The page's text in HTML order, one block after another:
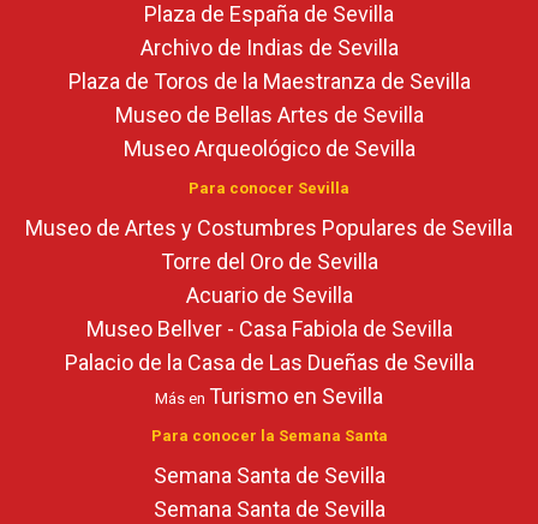
Plaza de España de Sevilla
Archivo de Indias de Sevilla
Plaza de Toros de la Maestranza de Sevilla
Museo de Bellas Artes de Sevilla
Museo Arqueológico de Sevilla
Para conocer Sevilla
Museo de Artes y Costumbres Populares de Sevilla
Torre del Oro de Sevilla
Acuario de Sevilla
Museo Bellver - Casa Fabiola de Sevilla
Palacio de la Casa de Las Dueñas de Sevilla
Más en Turismo en Sevilla
Para conocer la Semana Santa
Semana Santa de Sevilla
Semana Santa de Sevilla